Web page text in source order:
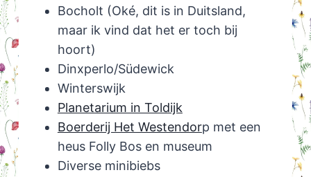
Bocholt (Oké, dit is in Duitsland,
maar ik vind dat het er toch bij
hoort)
Dinxperlo/Südewick
Winterswijk
Planetarium in Toldijk
Boerderij Het Westendorp met een
heus Folly Bos en museum
Diverse minibiebs